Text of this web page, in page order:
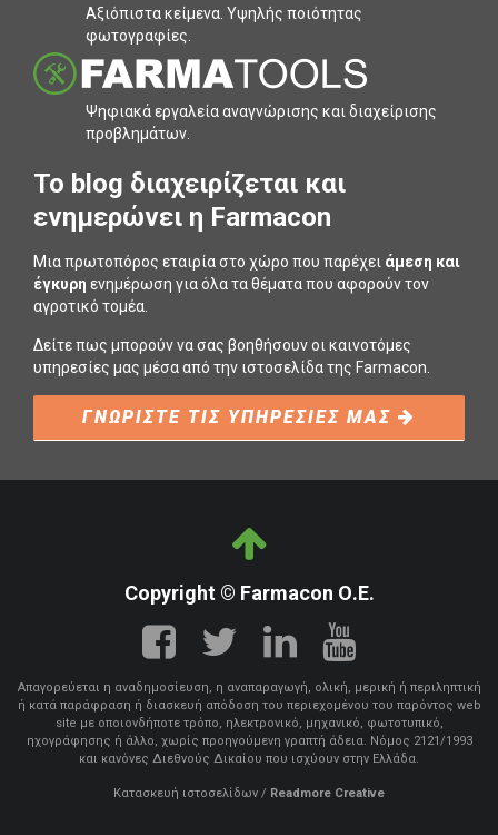
Αξιόπιστα κείµενα. Υψηλής ποιότητας
φωτογραφίες.
Ψηφιακά εργαλεία αναγνώρισης και διαχείρισης
προβληµάτων.
To blog διαχειρίζεται και
ενημερώνει η Farmacon
Μια πρωτοπόρος εταιρία στο χώρο που παρέχει άμεση και
έγκυρη ενημέρωση για όλα τα θέματα που αφορούν τον
αγροτικό τομέα.
Δείτε πως μπορούν να σας βοηθήσουν οι καινοτόμες
υπηρεσίες μας μέσα από την ιστοσελίδα της Farmacon.
ΓΝΩΡΙΣΤΕ ΤΙΣ ΥΠΗΡΕΣΙΕΣ ΜΑΣ
Copyright © Farmacon Ο.Ε.
Απαγορεύεται η αναδημοσίευση, η αναπαραγωγή, ολική, μερική ή περιληπτική
ή κατά παράφραση ή διασκευή απόδοση του περιεχομένου του παρόντος web
site με οποιονδήποτε τρόπο, ηλεκτρονικό, μηχανικό, φωτοτυπικό,
ηχογράφησης ή άλλο, χωρίς προηγούμενη γραπτή άδεια. Νόμος 2121/1993
και κανόνες Διεθνούς Δικαίου που ισχύουν στην Ελλάδα.
Κατασκευή ιστοσελίδων / Readmore Creative